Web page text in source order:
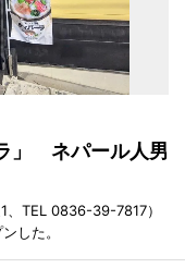
」 ネパール人男
、TEL 0836-39-7817）
した。